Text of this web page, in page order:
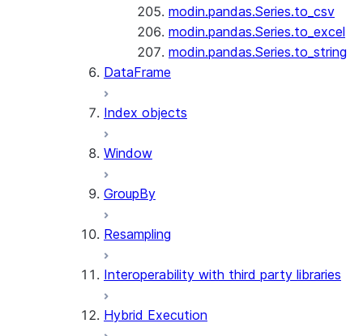
modin.pandas.Series.to_csv
modin.pandas.Series.to_excel
modin.pandas.Series.to_string
DataFrame
Index objects
Window
GroupBy
Resampling
Interoperability with third party libraries
Hybrid Execution